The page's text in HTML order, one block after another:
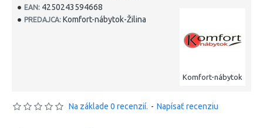
EAN: 4250243594668
PREDAJCA: Komfort-nábytok-Žilina
Komfort-nábytok
Na základe 0 recenzií. - Napísať recenziu